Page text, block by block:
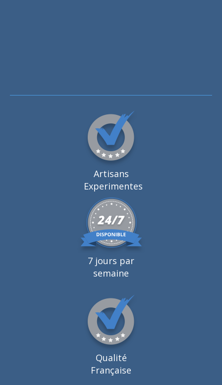
Artisans
Experimentes
7 jours par
semaine
Qualité
Française